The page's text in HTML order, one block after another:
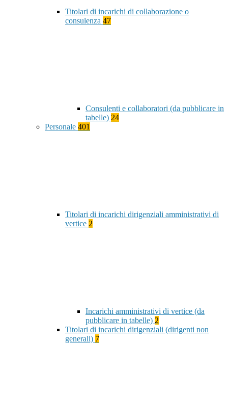
Titolari di incarichi di collaborazione o
consulenza 47
Consulenti e collaboratori (da pubblicare in
tabelle) 24
Personale 401
Titolari di incarichi dirigenziali amministrativi di
vertice 2
Incarichi amministrativi di vertice (da
pubblicare in tabelle) 2
Titolari di incarichi dirigenziali (dirigenti non
generali) 7